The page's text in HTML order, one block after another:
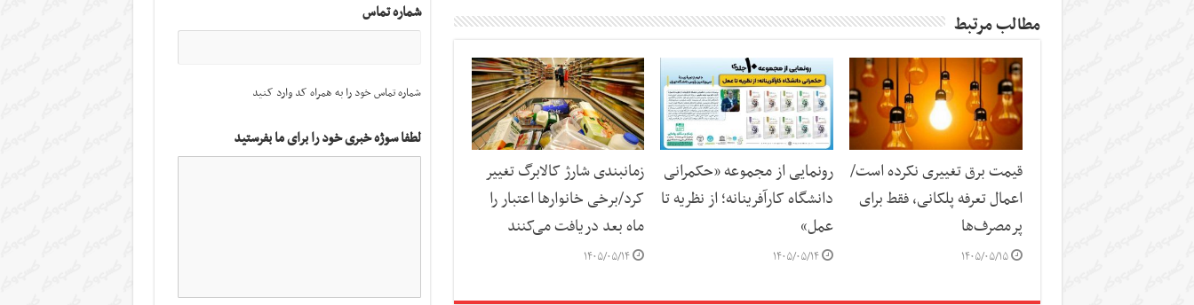
مطالب مرتبط
قیمت برق تغییری نکرده است/
اعمال تعرفه پلکانی، فقط برای
پرمصرف‌ها
۱۴۰۵/۰۵/۱۵
رونمایی از مجموعه «حکمرانی
دانشگاه کارآفرینانه؛ از نظریه تا
عمل»
۱۴۰۵/۰۵/۱۴
زمانبندی شارژ کالابرگ تغییر
کرد/برخی خانوارها اعتبار را
ماه بعد دریافت می‌کنند
۱۴۰۵/۰۵/۱۴
شماره تماس
شماره تماس خود را به همراه کد وارد کنید
لطفا سوژه خبری خود را برای ما بفرستید